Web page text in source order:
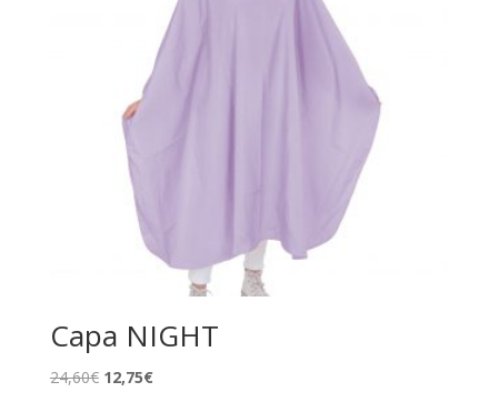
Capa NIGHT
24,60€ El
12,75€El